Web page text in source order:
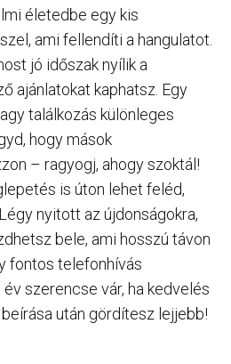
életedbe egy kis
ami fellendíti a hangulatot.
jó időszak nyílik a
ajánlatokat kaphatsz. Egy
találkozás különleges
hogy mások
– ragyogj, ahogy szoktál!
is úton lehet feléd,
nyitott az újdonságokra,
bele, ami hosszú távon
fontos telefonhívás
szerencse vár, ha kedvelés
után gördítesz lejjebb!